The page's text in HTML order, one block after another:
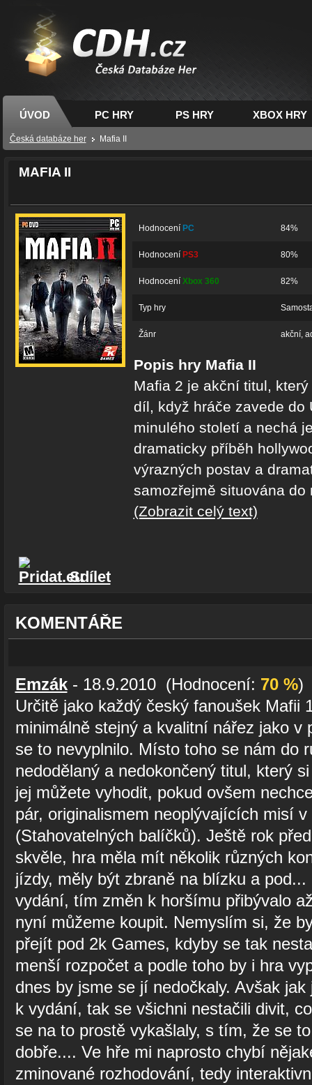
CDH.cz - hry na PC,
PS, XBOX - Česká
databáze her
ÚVOD PC HRY PS HRY XBOX HRY
Česká databáze her Mafia II
MAFIA II
Hodnocení PC 84%
Hodnocení PS3 80%
Hodnocení Xbox 360 82%
Typ hry
Žánr akční,
Popis hry Mafia II
Mafia 2 je akční titul,
díl, když hráče zavede do
minulého století a nechá
dramaticky příběh
výrazných postav a
samozřejmě situována
(Zobrazit celý text)
Sdílet
KOMENTÁŘE
Emzák- 18.9.2010 (Hodnocení: 70 %)
Určitě jako každý český fanoušek Mafii
minimálně stejný a kvalitní nářez jako v
se to nevyplnilo. Místo toho se nám do
nedodělaný a nedokončený titul, který
jej můžete vyhodit, pokud ovšem
pár, originalismem neoplývajících misí v
(Stahovatelných balíčků). Ještě rok
skvěle, hra měla mít několik různých
jízdy, měly být zbraně na blízku a
vydání, tím změn k horšímu přibývalo
nyní můžeme koupit. Nemyslím si, že
přejít pod 2k Games, kdyby se tak
menší rozpočet a podle toho by i hra
dnes by jsme se jí nedočkaly. Avšak
k vydání, tak se všichni nestačili divit,
se na to prostě vykašlaly, s tím, že se
dobře.... Ve hře mi naprosto chybí
zminované rozhodování, tedy